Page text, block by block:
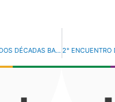
ECUADOR. MÁS DE DOS DÉCADAS BAJO EL SIGNO DEL DOLAR SIN MEJORAS VISIBLES